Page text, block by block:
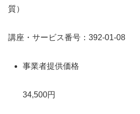
質）
講座・サービス番号：392-01-08
事業者提供価格
34,500円